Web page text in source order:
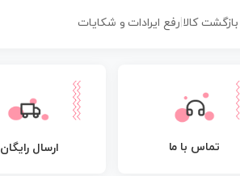
کالا رفع ایرادات و شکایات
تماس با ما ارسال رایگان